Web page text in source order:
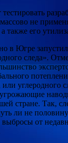
не
также его
в Югре
следа».
углеродного
стране. Так,
ли не
от